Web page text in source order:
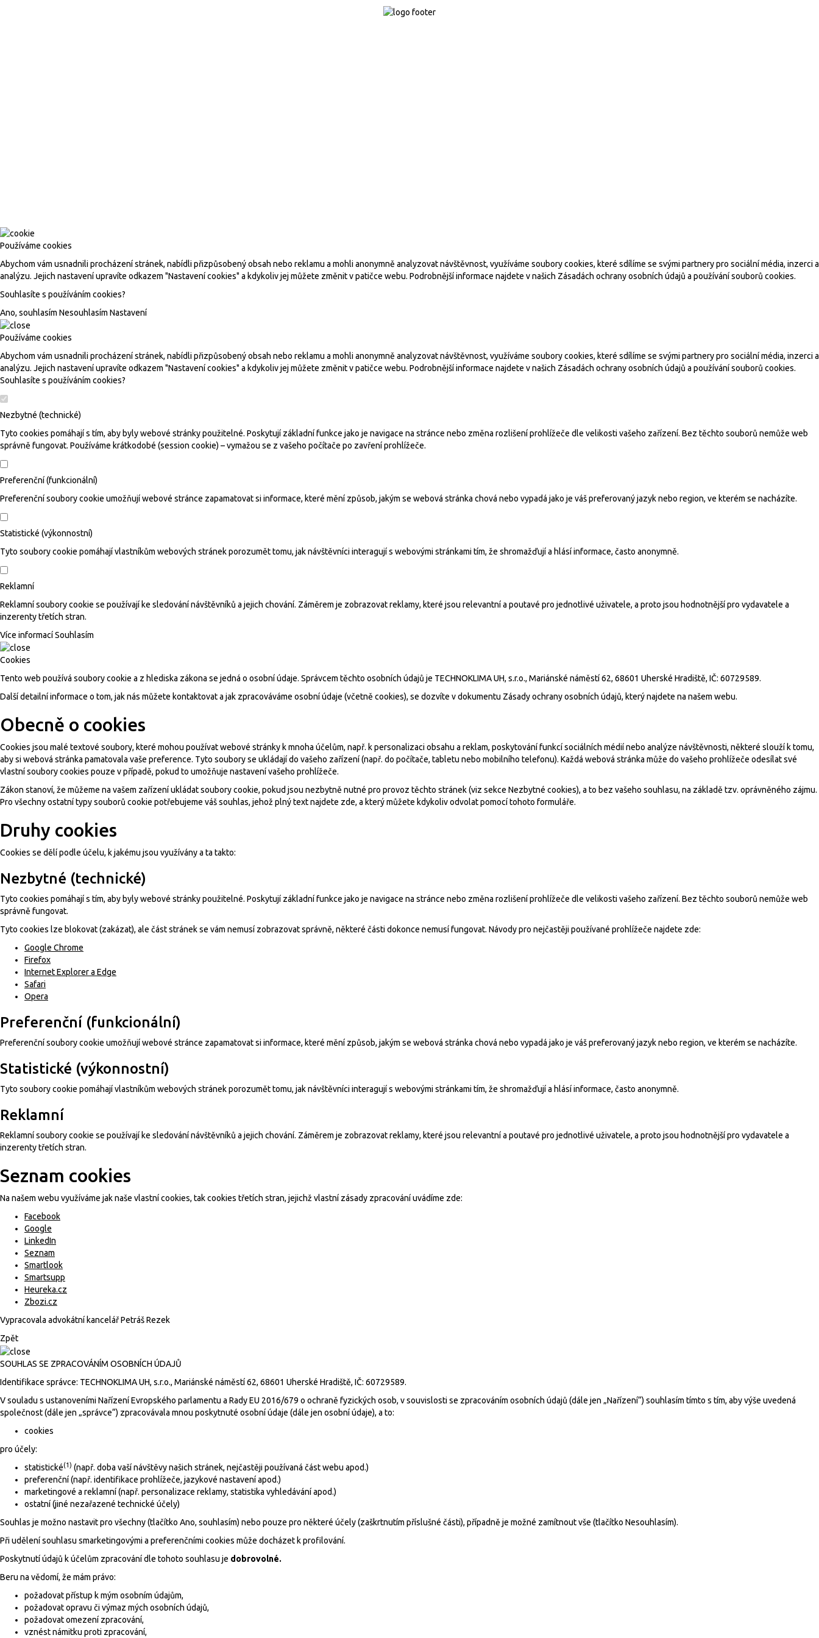
Používáme cookies
Abychom vám usnadnili procházení stránek, nabídli přizpůsobený obsah nebo reklamu a mohli anonymně analyzovat návštěvnost, využíváme soubory cookies, které sdílíme se svými partnery pro sociální média, inzerci a
analýzu. Jejich nastavení upravíte odkazem "Nastavení cookies" a kdykoliv jej můžete změnit v patičce webu. Podrobnější informace najdete v našich Zásadách ochrany osobních údajů a používání souborů cookies.
Souhlasíte s používáním cookies?
Ano, souhlasím Nesouhlasím Nastavení
Používáme cookies
Abychom vám usnadnili procházení stránek, nabídli přizpůsobený obsah nebo reklamu a mohli anonymně analyzovat návštěvnost, využíváme soubory cookies, které sdílíme se svými partnery pro sociální média, inzerci a
analýzu. Jejich nastavení upravíte odkazem "Nastavení cookies" a kdykoliv jej můžete změnit v patičce webu. Podrobnější informace najdete v našich Zásadách ochrany osobních údajů a používání souborů cookies.
Souhlasíte s používáním cookies?
Nezbytné (technické)
Tyto cookies pomáhají s tím, aby byly webové stránky použitelné. Poskytují základní funkce jako je navigace na stránce nebo změna rozlišení prohlížeče dle velikosti vašeho zařízení. Bez těchto souborů nemůže web
správně fungovat. Používáme krátkodobé (session cookie) – vymažou se z vašeho počítače po zavření prohlížeče.
Preferenční (funkcionální)
Preferenční soubory cookie umožňují webové stránce zapamatovat si informace, které mění způsob, jakým se webová stránka chová nebo vypadá jako je váš preferovaný jazyk nebo region, ve kterém se nacházíte.
Statistické (výkonnostní)
Tyto soubory cookie pomáhají vlastníkům webových stránek porozumět tomu, jak návštěvníci interagují s webovými stránkami tím, že shromažďují a hlásí informace, často anonymně.
Reklamní
Reklamní soubory cookie se používají ke sledování návštěvníků a jejich chování. Záměrem je zobrazovat reklamy, které jsou relevantní a poutavé pro jednotlivé uživatele, a proto jsou hodnotnější pro vydavatele a
inzerenty třetích stran.
Více informacíSouhlasím
Cookies
Tento web používá soubory cookie a z hlediska zákona se jedná o osobní údaje. Správcem těchto osobních údajů je TECHNOKLIMA UH, s.r.o., Mariánské náměstí 62, 68601 Uherské Hradiště, IČ: 60729589.
Další detailní informace o tom, jak nás můžete kontaktovat a jak zpracováváme osobní údaje (včetně cookies), se dozvíte v dokumentu Zásady ochrany osobních údajů, který najdete na našem webu.
Obecně o cookies
Cookies jsou malé textové soubory, které mohou používat webové stránky k mnoha účelům, např. k personalizaci obsahu a reklam, poskytování funkcí sociálních médií nebo analýze návštěvnosti, některé slouží k tomu,
aby si webová stránka pamatovala vaše preference. Tyto soubory se ukládají do vašeho zařízení (např. do počítače, tabletu nebo mobilního telefonu). Každá webová stránka může do vašeho prohlížeče odesílat své
vlastní soubory cookies pouze v případě, pokud to umožňuje nastavení vašeho prohlížeče.
Zákon stanoví, že můžeme na vašem zařízení ukládat soubory cookie, pokud jsou nezbytně nutné pro provoz těchto stránek (viz sekce Nezbytné cookies), a to bez vašeho souhlasu, na základě tzv. oprávněného zájmu.
Pro všechny ostatní typy souborů cookie potřebujeme váš souhlas, jehož plný text najdete zde, a který můžete kdykoliv odvolat pomocí tohoto formuláře.
Druhy cookies
Cookies se dělí podle účelu, k jakému jsou využívány a ta takto:
Nezbytné (technické)
Tyto cookies pomáhají s tím, aby byly webové stránky použitelné. Poskytují základní funkce jako je navigace na stránce nebo změna rozlišení prohlížeče dle velikosti vašeho zařízení. Bez těchto souborů nemůže web
správně fungovat.
Tyto cookies lze blokovat (zakázat), ale část stránek se vám nemusí zobrazovat správně, některé části dokonce nemusí fungovat. Návody pro nejčastěji používané prohlížeče najdete zde:
Google Chrome
Firefox
Internet Explorer a Edge
Safari
Opera
Preferenční (funkcionální)
Preferenční soubory cookie umožňují webové stránce zapamatovat si informace, které mění způsob, jakým se webová stránka chová nebo vypadá jako je váš preferovaný jazyk nebo region, ve kterém se nacházíte.
Statistické (výkonnostní)
Tyto soubory cookie pomáhají vlastníkům webových stránek porozumět tomu, jak návštěvníci interagují s webovými stránkami tím, že shromažďují a hlásí informace, často anonymně.
Reklamní
Reklamní soubory cookie se používají ke sledování návštěvníků a jejich chování. Záměrem je zobrazovat reklamy, které jsou relevantní a poutavé pro jednotlivé uživatele, a proto jsou hodnotnější pro vydavatele a
inzerenty třetích stran.
Seznam cookies
Na našem webu využíváme jak naše vlastní cookies, tak cookies třetích stran, jejichž vlastní zásady zpracování uvádíme zde:
Facebook
Google
LinkedIn
Seznam
Smartlook
Smartsupp
Heureka.cz
Zbozi.cz
Vypracovala advokátní kancelářPetráš Rezek
Zpět
SOUHLAS SE ZPRACOVÁNÍM OSOBNÍCH ÚDAJŮ
Identifikace správce: TECHNOKLIMA UH, s.r.o., Mariánské náměstí 62, 68601 Uherské Hradiště, IČ: 60729589.
V souladu s ustanoveními Nařízení Evropského parlamentu a Rady EU 2016/679 o ochraně fyzických osob, v souvislosti se zpracováním osobních údajů (dále jen „Nařízení“) souhlasím tímto s tím, aby výše uvedená
společnost (dále jen „správce“) zpracovávala mnou poskytnuté osobní údaje (dále jen osobní údaje), a to:
cookies
pro účely:
statistické(1) (např. doba vaší návštěvy našich stránek, nejčastěji používaná část webu apod.)
preferenční (např. identifikace prohlížeče, jazykové nastavení apod.)
marketingové a reklamní (např. personalizace reklamy, statistika vyhledávání apod.)
ostatní (jiné nezařazené technické účely)
Souhlas je možno nastavit pro všechny (tlačítko Ano, souhlasím) nebo pouze pro některé účely (zaškrtnutím příslušné části), případně je možné zamítnout vše (tlačítko Nesouhlasím).
Při udělení souhlasu smarketingovými a preferenčními cookies může docházet k profilování.
Poskytnutí údajů k účelům zpracování dle tohoto souhlasu je dobrovolné.
Beru na vědomí, že mám právo:
požadovat přístup k mým osobním údajům,
požadovat opravu či výmaz mých osobních údajů,
požadovat omezení zpracování,
vznést námitku proti zpracování,